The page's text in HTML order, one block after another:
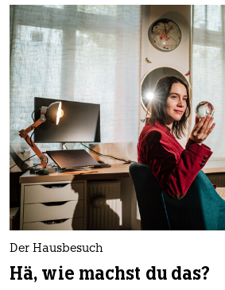
unterstützen
abo
genossenschaft
epaper login
Der Hausbesuch
Hä, wie machst du das?